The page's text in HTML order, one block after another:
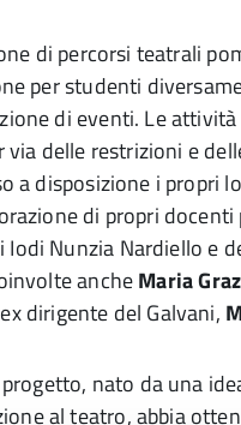
di percorsi teatrali
per studenti
di eventi. Le
via delle restrizioni e
a disposizione i propri
di propri
Nunzia Nardiello e
ancheMaria
dirigente del Galvani,
nato da una
al teatro, abbia